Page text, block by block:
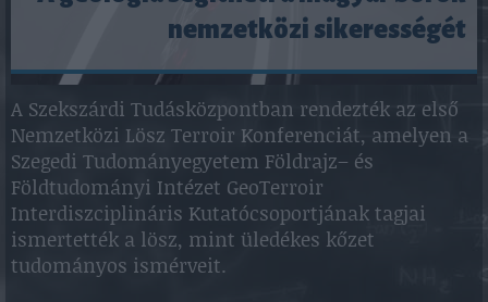
nemzetközi sikerességét
A Szekszárdi Tudásközpontban rendezték az első
Nemzetközi Lösz Terroir Konferenciát, amelyen a
Szegedi Tudományegyetem Földrajz– és
Földtudományi Intézet GeoTerroir
Interdiszciplináris Kutatócsoportjának tagjai
ismertették a lösz, mint üledékes kőzet
tudományos ismérveit.